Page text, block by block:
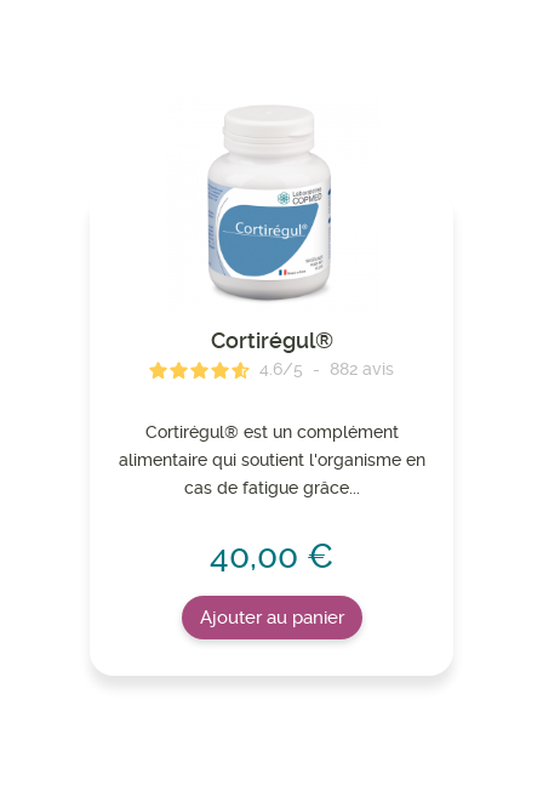
Cortirégul®
4.6/5 - 882 avis
Cortirégul® est un complément
alimentaire qui soutient l'organisme en
cas de fatigue grâce...
40,00 €
Ajouter au panier